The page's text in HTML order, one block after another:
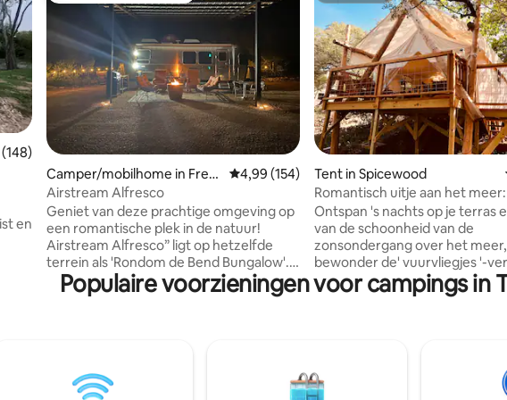
beoordeling van 4,97 op 5, 148 recensies
en
Camper/mobilhome in Fred
ericksburg
Gemiddelde beoordeling van 4,99 op 5, 154
4,99 (154)
Airstream Alfresco
Geniet van deze prachtige omgeving op
een romantische plek in de natuur!
Airstream Alfresco” ligt op hetzelfde
terrein als 'Rondom de Bend Bungalow'.
Het is weggestopt op een heuveltop met
uitzicht op de achterkant 48 hectare van
kudde van Geregistreerde Texas
Tent in Spicewood
Romantisch uitje aan het meer:
yoga, wijnmakerij
Ontspan 's nachts op je terras
van de schoonheid van de
zonsondergang over het
bewonder de' vuurvliegjes '-
de boom die je eigen
verlichten. Ontspan in je privé
massagesessie? We zijn op
Populaire voorzieningen voor campings in